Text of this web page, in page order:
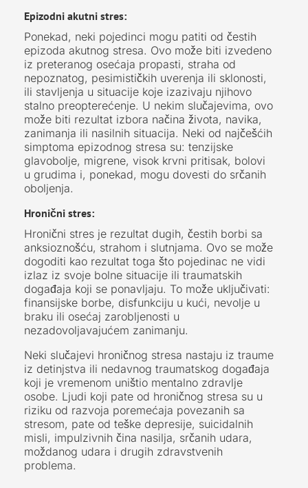
Epizodni akutni stres:
Ponekad, neki pojedinci mogu patiti od čestih
epizoda akutnog stresa. Ovo može biti izvedeno
iz preteranog osećaja propasti, straha od
nepoznatog, pesimističkih uverenja ili sklonosti,
ili stavljenja u situacije koje izazivaju njihovo
stalno preopterećenje. U nekim slučajevima, ovo
može biti rezultat izbora načina života, navika,
zanimanja ili nasilnih situacija. Neki od najčešćih
simptoma epizodnog stresa su: tenzijske
glavobolje, migrene, visok krvni pritisak, bolovi
u grudima i, ponekad, mogu dovesti do srčanih
oboljenja.
Hronični stres:
Hronični stres je rezultat dugih, čestih borbi sa
anksioznošću, strahom i slutnjama. Ovo se može
dogoditi kao rezultat toga što pojedinac ne vidi
izlaz iz svoje bolne situacije ili traumatskih
događaja koji se ponavljaju. To može uključivati:
finansijske borbe, disfunkciju u kući, nevolje u
braku ili osećaj zarobljenosti u
nezadovoljavajućem zanimanju.
Neki slučajevi hroničnog stresa nastaju iz traume
iz detinjstva ili nedavnog traumatskog događaja
koji je vremenom uništio mentalno zdravlje
osobe. Ljudi koji pate od hroničnog stresa su u
riziku od razvoja poremećaja povezanih sa
stresom, pate od teške depresije, suicidalnih
misli, impulzivnih čina nasilja, srčanih udara,
moždanog udara i drugih zdravstvenih
problema.